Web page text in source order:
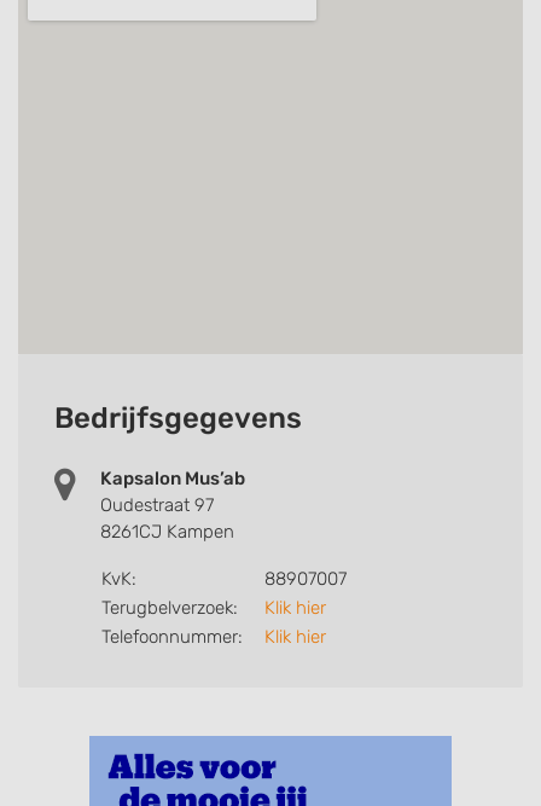
Bedrijfsgegevens
Kapsalon Mus’ab
Oudestraat 97
8261CJ Kampen
KvK:
88907007
Terugbelverzoek:
Klik hier
Telefoonnummer:
Klik hier